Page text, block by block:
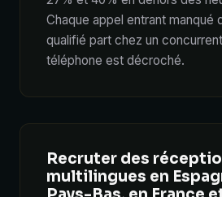
Chaque appel entrant manqué
qualifié part chez un
téléphone est décroché.
Recruter des
multilingues en